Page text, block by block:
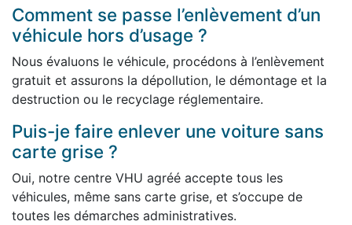
Comment se passe l’enlèvement d’un
véhicule hors d’usage ?
Nous évaluons le véhicule, procédons à l’enlèvement
gratuit et assurons la dépollution, le démontage et la
destruction ou le recyclage réglementaire.
Puis-je faire enlever une voiture sans
carte grise ?
Oui, notre centre VHU agréé accepte tous les
véhicules, même sans carte grise, et s’occupe de
toutes les démarches administratives.